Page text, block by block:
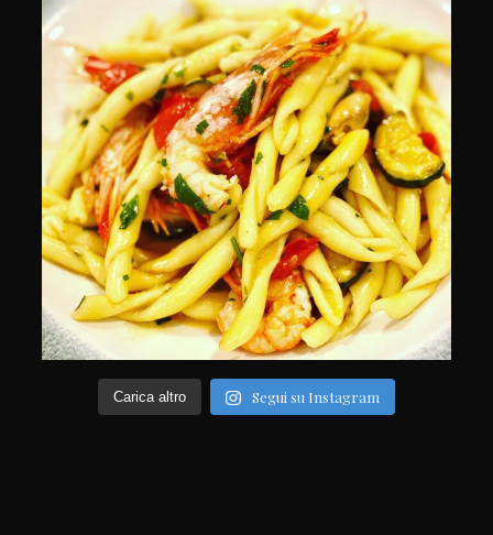
Carica altro Segui su Instagram